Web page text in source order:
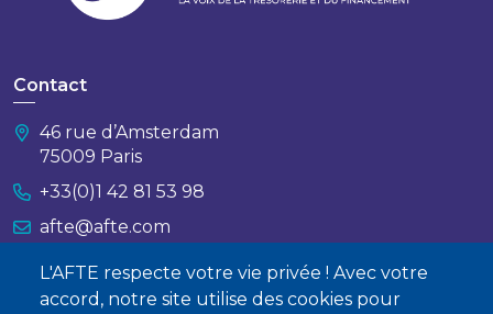
L'AFTE respecte votre vie privée ! Avec votre
accord, notre site utilise des cookies pour
Contact
46 rue d’Amsterdam
75009 Paris
+33(0)1 42 81 53 98
afte@afte.com
Nous contacter